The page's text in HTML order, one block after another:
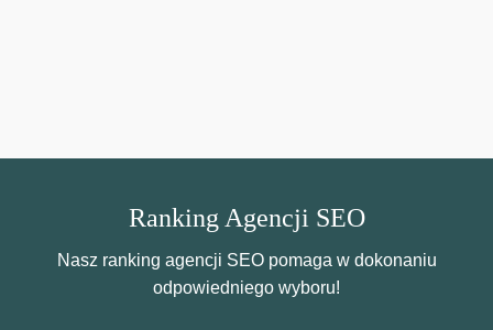
Ranking Agencji SEO
Nasz ranking agencji SEO pomaga w dokonaniu
odpowiedniego wyboru!